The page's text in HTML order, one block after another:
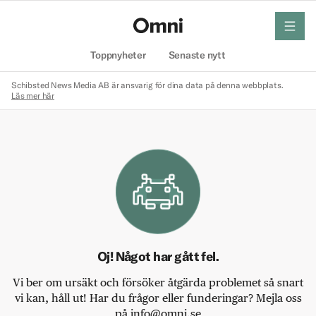
Toppnyheter Senaste nytt
meny
Schibsted News Media AB är ansvarig för dina data på denna webbplats.
Läs mer här
Oj! Något har gått fel.
Vi ber om ursäkt och försöker åtgärda problemet så snart
vi kan, håll ut! Har du frågor eller funderingar? Mejla oss